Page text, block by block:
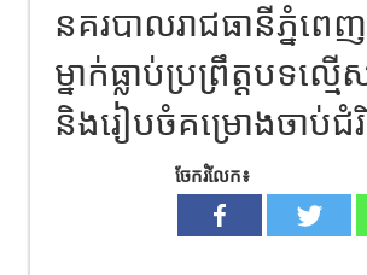
នគរបាលរាជធានីភ្នំពេ
ម្នាក់ធ្លាប់ប្រព្រឹត្តបទល្
និងរៀបចំគម្រោងចាប់ជំ
ចែករំលែក៖